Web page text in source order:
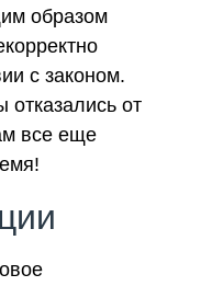
образом
с законом.
отказались от
все еще